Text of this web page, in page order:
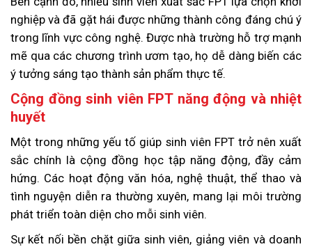
nghiệp và đã gặt hái được những thành công đáng chú ý
trong lĩnh vực công nghệ. Được nhà trường hỗ trợ mạnh
mẽ qua các chương trình ươm tạo, họ dễ dàng biến các
ý tưởng sáng tạo thành sản phẩm thực tế.
Cộng đồng sinh viên FPT năng động và nhiệt
huyết
Một trong những yếu tố giúp sinh viên FPT trở nên xuất
sắc chính là cộng đồng học tập năng động, đầy cảm
hứng. Các hoạt động văn hóa, nghệ thuật, thể thao và
tình nguyện diễn ra thường xuyên, mang lại môi trường
phát triển toàn diện cho mỗi sinh viên.
Sự kết nối bền chặt giữa sinh viên, giảng viên và doanh